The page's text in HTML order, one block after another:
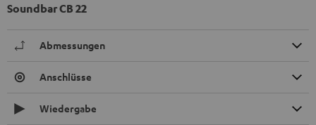
Soundbar CB 22
Abmessungen
Anschlüsse
Wiedergabe